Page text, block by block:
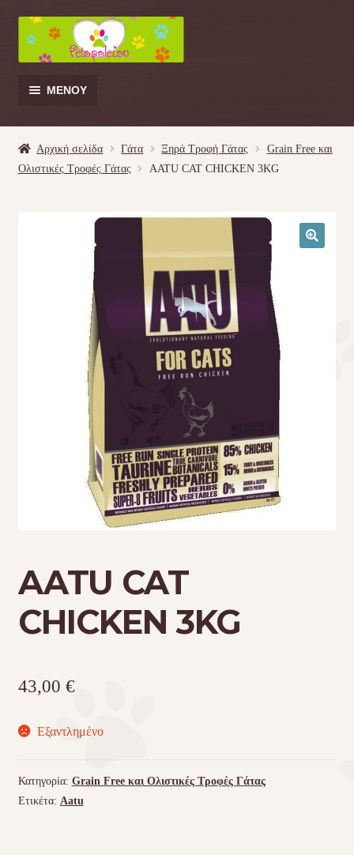
Απευθείας
μετάβαση
στην
πλοήγηση
Μετάβαση
σε
περιεχόμενο
ΜΕΝΟΎ
Κρεβατάκια
Τσάντες μεταφοράς
Επικοινωνία
Φροντίδα – Είδη Υγιεινής
Αρχική σελίδα Γάτα Ξηρά Τροφή Γάτας
Grain Free και
Ολιστικές Τροφές Γάτας
AATU CAT CHICKEN 3KG
AATU CAT
CHICKEN 3KG
43,00 €
Εξαντλημένο
Κατηγορία: Grain Free και Ολιστικές Τροφές Γάτας
Ετικέτα: Aatu